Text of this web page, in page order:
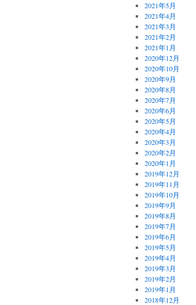
2021年5月
2021年4月
2021年3月
2021年2月
2021年1月
2020年12月
2020年10月
2020年9月
2020年8月
2020年7月
2020年6月
2020年5月
2020年4月
2020年3月
2020年2月
2020年1月
2019年12月
2019年11月
2019年10月
2019年9月
2019年8月
2019年7月
2019年6月
2019年5月
2019年4月
2019年3月
2019年2月
2019年1月
2018年12月